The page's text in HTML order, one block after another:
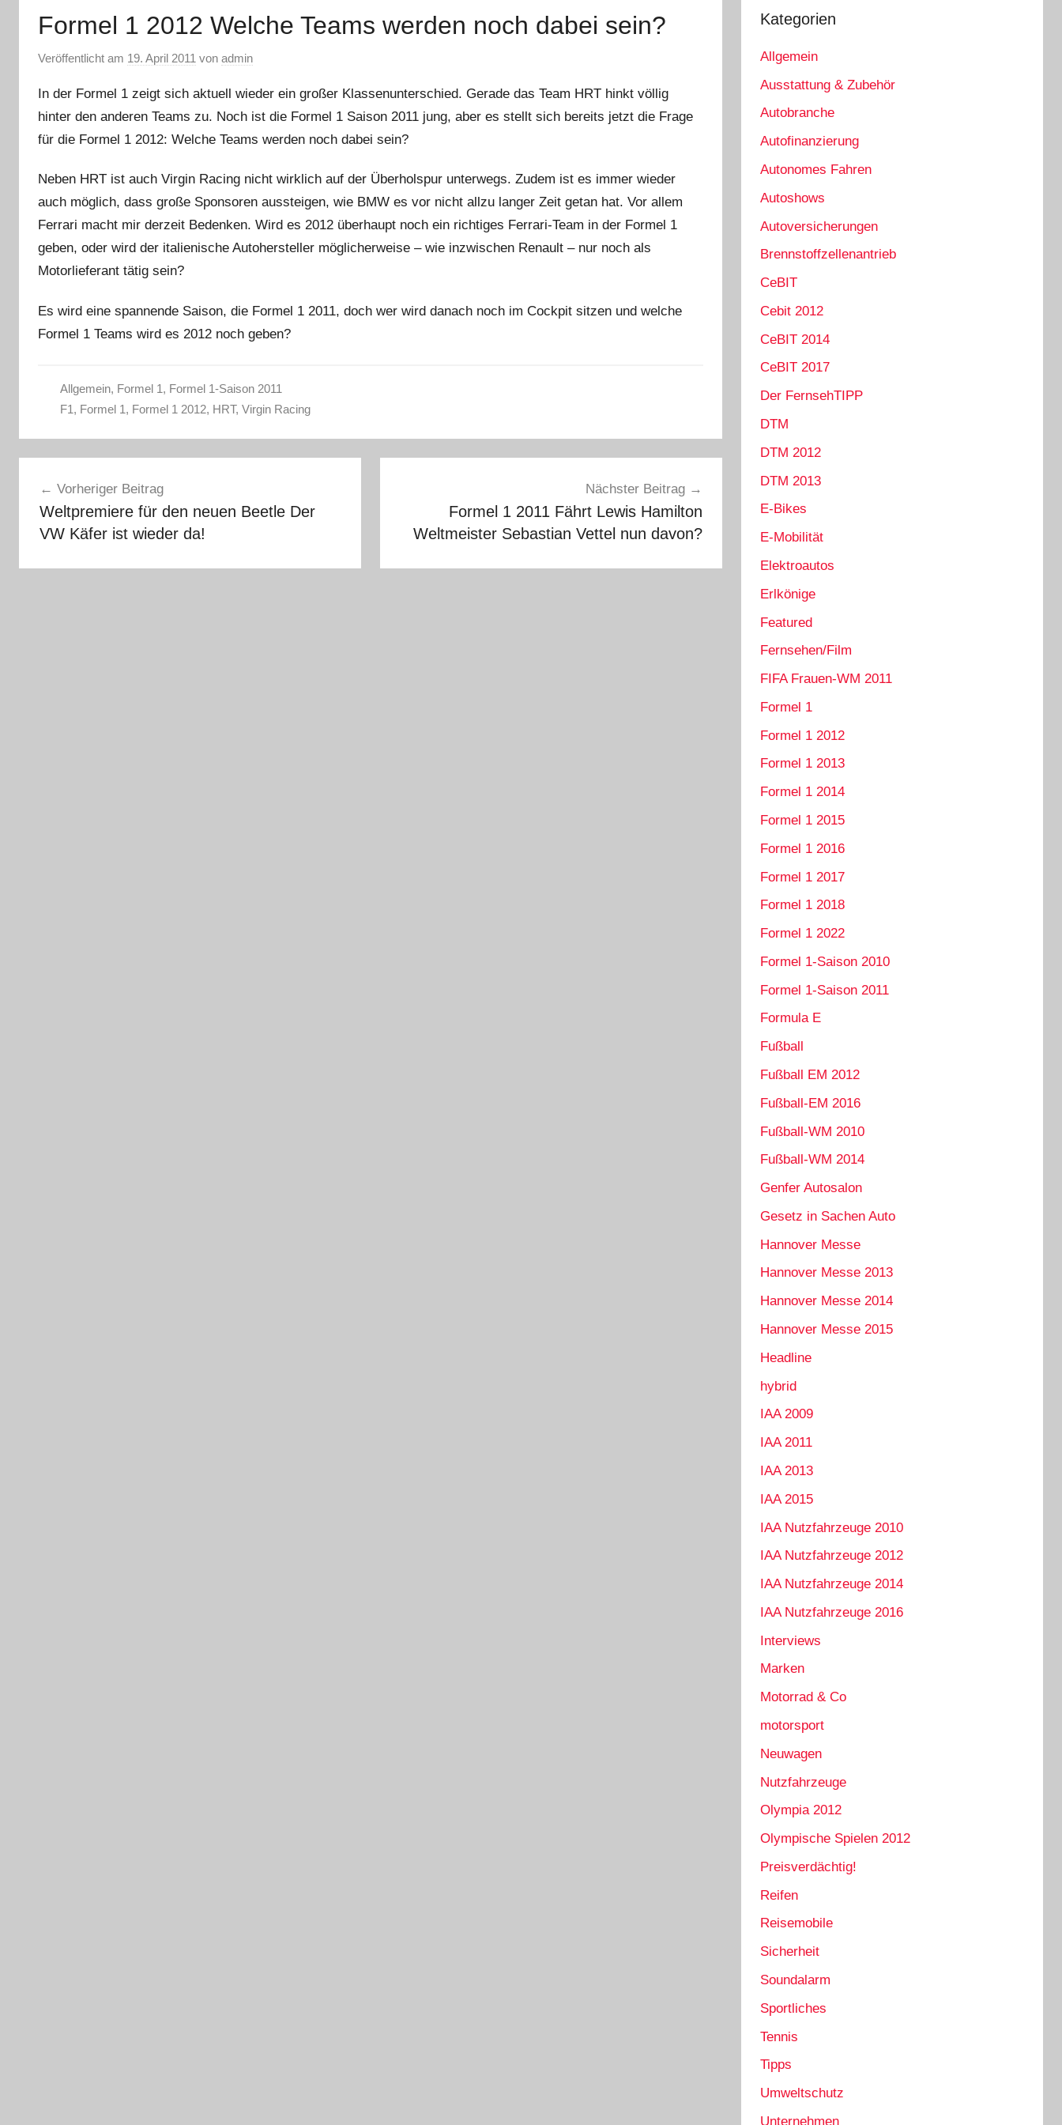
Formel 1 2012 Welche Teams werden noch dabei sein?
Veröffentlicht am 19. April 2011 von admin
In der Formel 1 zeigt sich aktuell wieder ein großer Klassenunterschied. Gerade das Team HRT hinkt völlig
hinter den anderen Teams zu. Noch ist die Formel 1 Saison 2011 jung, aber es stellt sich bereits jetzt die Frage
für die Formel 1 2012: Welche Teams werden noch dabei sein?
Neben HRT ist auch Virgin Racing nicht wirklich auf der Überholspur unterwegs. Zudem ist es immer wieder
auch möglich, dass große Sponsoren aussteigen, wie BMW es vor nicht allzu langer Zeit getan hat. Vor allem
Ferrari macht mir derzeit Bedenken. Wird es 2012 überhaupt noch ein richtiges Ferrari-Team in der Formel 1
geben, oder wird der italienische Autohersteller möglicherweise – wie inzwischen Renault – nur noch als
Motorlieferant tätig sein?
Es wird eine spannende Saison, die Formel 1 2011, doch wer wird danach noch im Cockpit sitzen und welche
Formel 1 Teams wird es 2012 noch geben?
Allgemein, Formel 1, Formel 1-Saison 2011
F1, Formel 1, Formel 1 2012, HRT, Virgin Racing
Vorheriger Beitrag
Weltpremiere für den neuen Beetle Der
VW Käfer ist wieder da!
Nächster Beitrag
Formel 1 2011 Fährt Lewis Hamilton
Weltmeister Sebastian Vettel nun davon?
Kategorien
Allgemein
Ausstattung & Zubehör
Autobranche
Autofinanzierung
Autonomes Fahren
Autoshows
Autoversicherungen
Brennstoffzellenantrieb
CeBIT
Cebit 2012
CeBIT 2014
CeBIT 2017
Der FernsehTIPP
DTM
DTM 2012
DTM 2013
E-Bikes
E-Mobilität
Elektroautos
Erlkönige
Featured
Fernsehen/Film
FIFA Frauen-WM 2011
Formel 1
Formel 1 2012
Formel 1 2013
Formel 1 2014
Formel 1 2015
Formel 1 2016
Formel 1 2017
Formel 1 2018
Formel 1 2022
Formel 1-Saison 2010
Formel 1-Saison 2011
Formula E
Fußball
Fußball EM 2012
Fußball-EM 2016
Fußball-WM 2010
Fußball-WM 2014
Genfer Autosalon
Gesetz in Sachen Auto
Hannover Messe
Hannover Messe 2013
Hannover Messe 2014
Hannover Messe 2015
Headline
hybrid
IAA 2009
IAA 2011
IAA 2013
IAA 2015
IAA Nutzfahrzeuge 2010
IAA Nutzfahrzeuge 2012
IAA Nutzfahrzeuge 2014
IAA Nutzfahrzeuge 2016
Interviews
Marken
Motorrad & Co
motorsport
Neuwagen
Nutzfahrzeuge
Olympia 2012
Olympische Spielen 2012
Preisverdächtig!
Reifen
Reisemobile
Sicherheit
Soundalarm
Sportliches
Tennis
Tipps
Umweltschutz
Unternehmen